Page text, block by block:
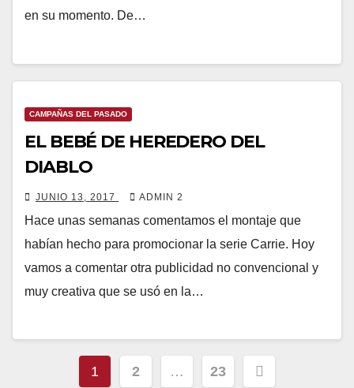
en su momento. De…
CAMPAÑAS DEL PASADO
EL BEBÉ DE HEREDERO DEL
DIABLO
JUNIO 13, 2017 ADMIN 2
Hace unas semanas comentamos el montaje que
habían hecho para promocionar la serie Carrie. Hoy
vamos a comentar otra publicidad no convencional y
muy creativa que se usó en la…
Paginación
1 2 … 23